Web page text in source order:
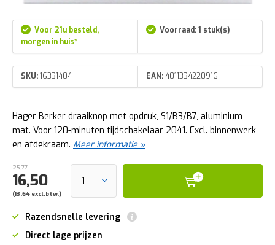
Voor 21u besteld,
morgen in huis*
Voorraad: 1 stuk(s)
SKU:16331404 EAN:4011334220916
Hager Berker draaiknop met opdruk, S1/B3/B7, aluminium
mat. Voor 120-minuten tijdschakelaar 2041. Excl. binnenwerk
en afdekraam. Meer informatie »
25,77
16,50
(13,64 excl.btw.)
Razendsnelle levering
Direct lage prijzen